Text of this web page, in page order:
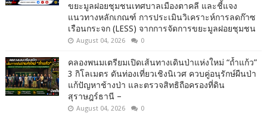
ขยะมูลฝอยชุมชนเทศบาลเมืองตาคลี และชี้แจง
แนวทางหลักเกณฑ์ การประเมินวิเคราะห์การลดก๊าซ
เรือนกระจก (LESS) จากการจัดการขยะมูลฝอยชุมชน
August 04, 2026 0
คลองพนมเตรียมเปิดเส้นทางเดินป่าแห่งใหม่ “ถ้ำแก้ว”
3 กิโลเมตร ดันท่องเที่ยวเชิงนิเวศ ควบคู่อนุรักษ์ผืนป่า
แก้ปัญหาช้างป่า และตรวจสิทธิถือครองที่ดิน
สุราษฎร์ธานี –
August 04, 2026 0